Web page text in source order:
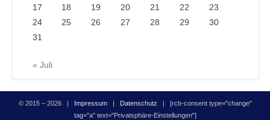
17
18 19 20 21 22
23
24
25 26 27 28 29
30
31
« Juli
© 2015 – 2026 | Impressum| Datenschutz | [rcb-consent type="change"
tag="a" text="Privatsphäre-Einstellungen"]